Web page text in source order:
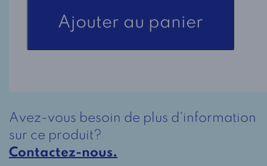
marine
Ajouter au panier
Avez-vous besoin de plus d'information
sur ce produit?
Contactez-nous.